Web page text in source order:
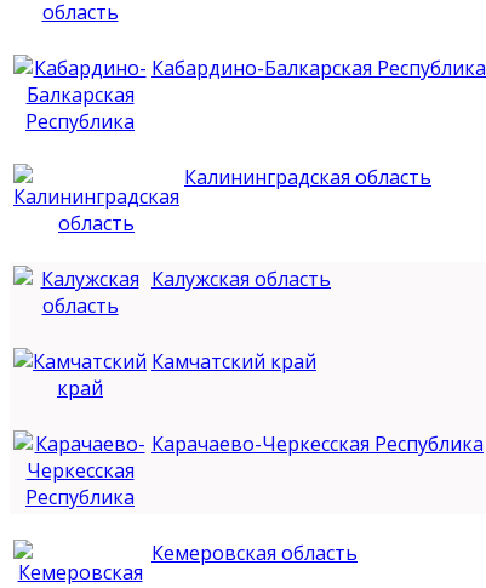
Кабардино-Балкарская Республика
Калининградская область
Калужская область
Камчатский край
Карачаево-Черкесская Республика
Кемеровская область